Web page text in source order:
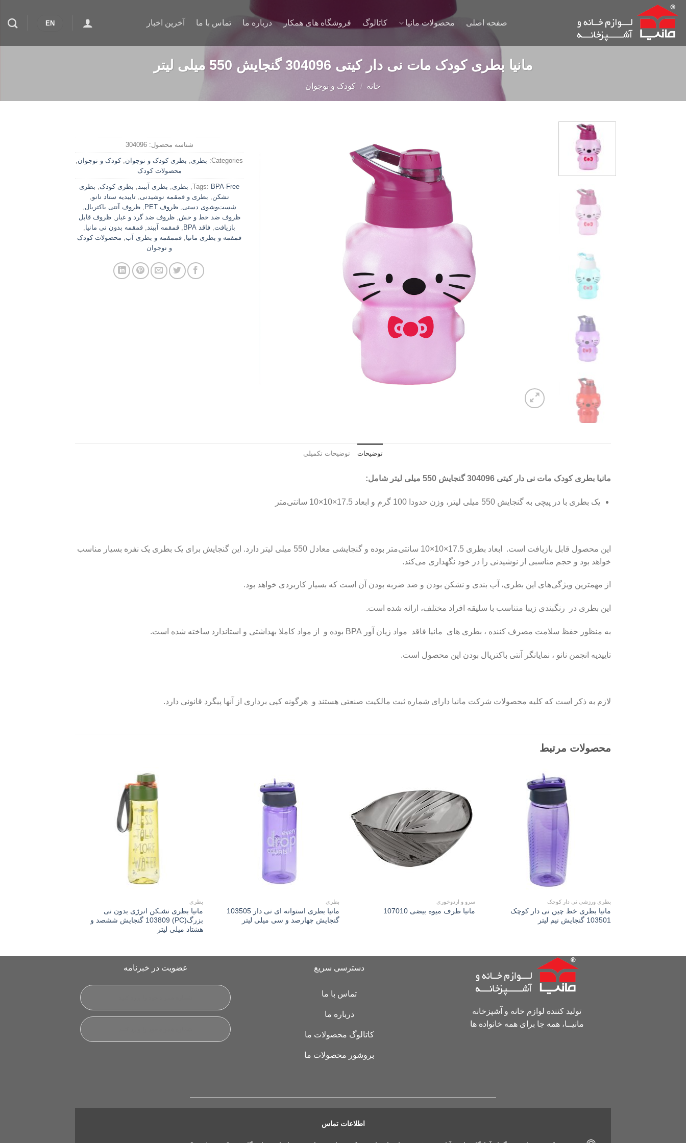
Skip
content
صفحه اصلی محصولات مانیا کاتالوگ فروشگاه های همکار درباره ما تماس با ما آخرین اخبار EN
مانیا بطری کودک مات نی دار کیتی 304096 گنجایش 550 میلی لیتر
خانه / کودک و نوجوان
شناسه محصول:304096
Categories: بطری, بطری کودک و نوجوان,کودک و نوجوان,
محصولات کودک
Tags: BPA-Free
, بطری, بطری آببند, بطری کودک, بطری
نشکن, بطری و قمقمه نوشیدنی,تاییدیه ستاد نانو,
شست‌وشوی دستی,ظروف PET ,ظروف آنتی باکتریال,
ظروف ضد خط و خش,ظروف ضد گرد و غبار ,ظروف قابل
بازیافت, فاقد BPA , قمقمه آببند, قمقمه بدون نی مانیا,
قمقمه و بطری مانیا, قممقمه و بطری آب, محصولات کودک
و نوجوان
توضیحات توضیحات تکمیلی
مانیا بطری کودک مات نی دار کیتی 304096 گنجایش 550 میلی لیتر شامل :
یک بطری با در پیچی به گنجایش 550 میلی لیتر، وزن حدودا 100 گرم و ابعاد 17.5×10×10 سانتی‌متر
این محصول قابل بازیافت است. ابعاد بطری 17.5×10×10 سانتی‌متر بوده و گنجایشی معادل 550 میلی لیتر دارد. این گنجایش برای یک بطری یک نفره بسیار مناسب
خواهد بود و حجم مناسبی از نوشیدنی را در خود نگهداری می‌کند.
از مهمترین ویژگی‌های این بطری، آب بندی و نشکن بودن و ضد ضربه بودن آن است که بسیار کاربردی خواهد بود.
این بطری در رنگبندی زیبا متناسب با سلیقه افراد مختلف، ارائه شده است.
به منظور حفظ سلامت مصرف کننده ، بطری های مانیا فاقد مواد زیان آور BPA بوده و از مواد کاملا بهداشتی و استاندارد ساخته شده است.
تاییدیه انجمن نانو ، نمایانگر آنتی باکتریال بودن این محصول است.
لازم به ذکر است که کلیه محصولات شرکت مانیا دارای شماره ثبت مالکیت صنعتی هستند و هرگونه کپی برداری از آنها پیگرد قانونی دارد.
محصولات مرتبط
بطری ورزشی نی دار کوچک
مانیا بطری خط چین نی دار کوچک
103501 گنجایش نیم لیتر
Add to
wishlist
سرو و اردوخوری
مانیا ظرف ميوه بيضی 107010
بطری
مانیا بطری استوانه ای نی دار 103505
گنجایش چهارصد و سی میلی لیتر
بطری
مانیا بطری نشـکن انرژی بدون نی
بزرگ(PC) 103809 گنجایش ششصد و
هشتاد میلی لیتر
تولید کننده لوازم خانه و آشپزخانه
مانیــا، همه جا برای همه خانواده ها
دسترسی سریع
تماس با ما
درباره ما
کاتالوگ محصولات ما
بروشور محصولات ما
عضویت در خبرنامه
اطلاعات تماس